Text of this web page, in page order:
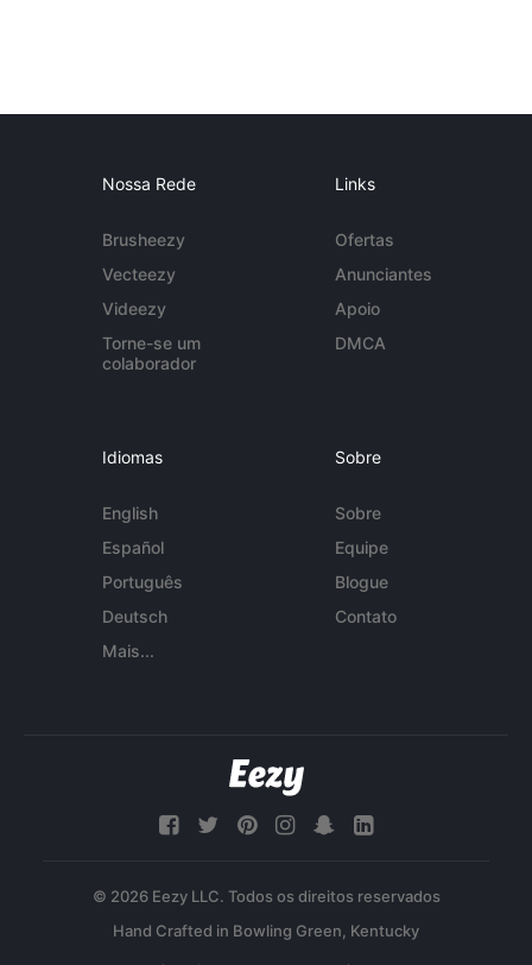
Nossa Rede
Brusheezy
Vecteezy
Videezy
Torne-se um
colaborador
Links
Ofertas
Anunciantes
Apoio
DMCA
Idiomas
English
Español
Português
Deutsch
Mais...
Sobre
Sobre
Equipe
Blogue
Contato
© 2026 Eezy LLC. Todos os direitos reservados